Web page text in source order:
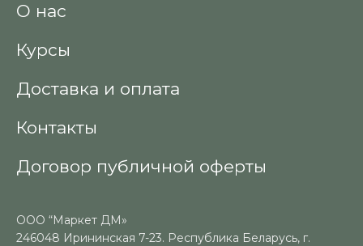
О нас
Курсы
Доставка и оплата
Контакты
Договор публичной оферты
ООО “Маркет ДМ»
246048 Ирининская 7-23. Республика Беларусь, г.